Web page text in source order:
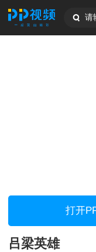
请
打开
吕梁英雄